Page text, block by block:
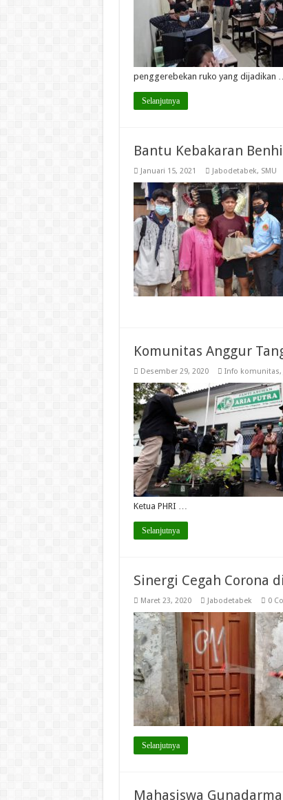
penggerebekan ruko yang dijadikan
Selanjutnya
Bantu Kebakaran
Januari 15, 2021 Jabodetabek, SMU
Komunitas Anggur
Desember 29, 2020 Info komunitas,
Ketua PHRI …
Selanjutnya
Sinergi Cegah Corona
Maret 23, 2020 Jabodetabek 0
Selanjutnya
Mahasiswa